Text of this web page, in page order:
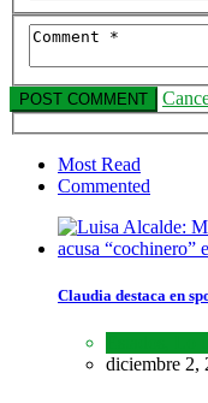
Most Read
Commented
Claudia destaca en
diciembre 2,